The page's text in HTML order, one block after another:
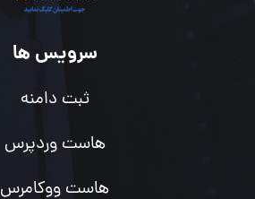
سرویس ها
ثبت دامنه
هاست وردپرس
هاست ووکامرس